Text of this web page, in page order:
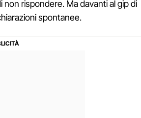
non rispondere. Ma davanti al gip di
spontanee.